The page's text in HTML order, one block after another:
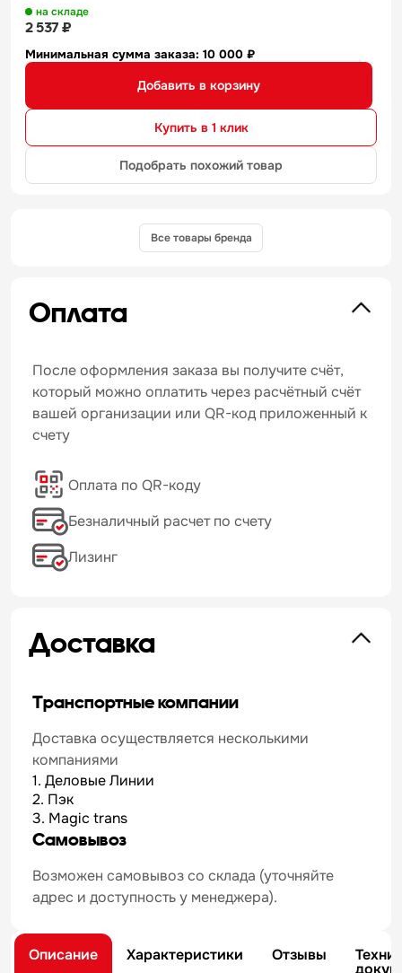
на складе
2 537 ₽
Минимальная сумма заказа: 10 000 ₽
Добавить в корзину
Купить в 1 клик
Подобрать похожий товар
Все товары бренда
Оплата
После оформления заказа вы получите счёт,
который можно оплатить через расчётный счёт
вашей организации или QR-код приложенный к
счету
Оплата по QR-коду
Безналичный расчет по счету
Лизинг
Доставка
Транспортные компании
Доставка осуществляется несколькими
компаниями
1. Деловые Линии
2. Пэк
3. Magic trans
Самовывоз
Возможен самовывоз со склада (уточняйте
адрес и доступность у менеджера).
Описание Характеристики Отзывы